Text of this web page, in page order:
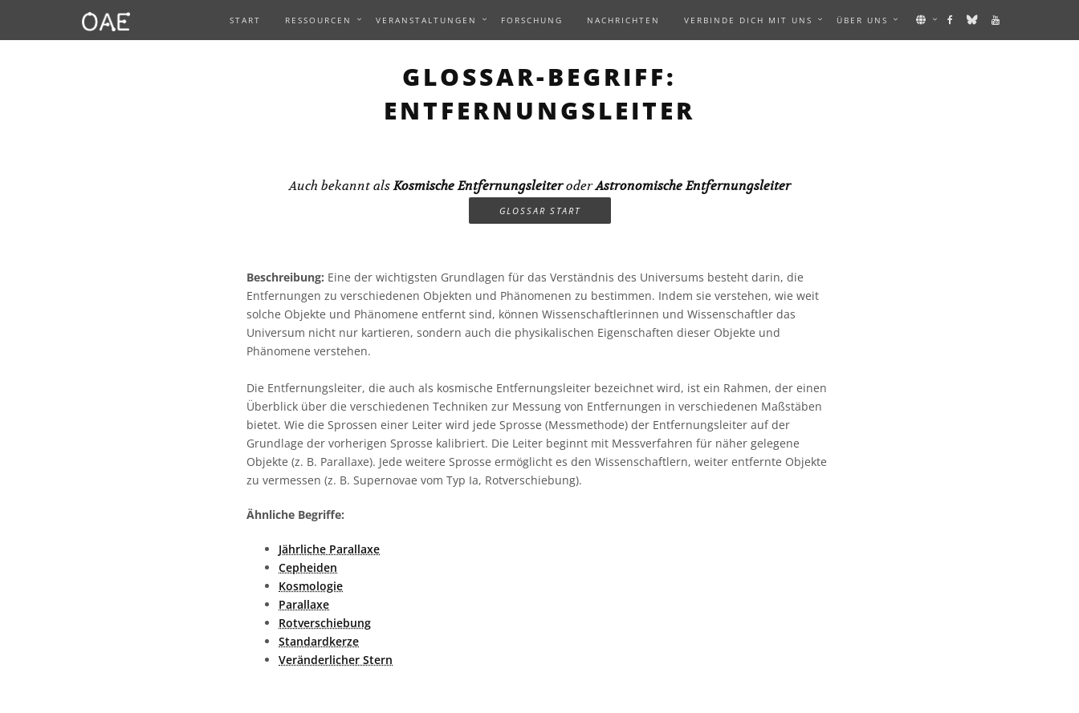
START RESSOURCEN VERANSTALTUNGEN FORSCHUNG NACHRICHTEN VERBINDE DICH MIT UNS ÜBER UNS
GLOSSAR-BEGRIFF:
ENTFERNUNGSLEITER
Auch bekannt alsKosmische EntfernungsleiteroderAstronomische Entfernungsleiter
GLOSSAR START
Beschreibung: Eine der wichtigsten Grundlagen für das Verständnis des Universums besteht darin, die
Entfernungen zu verschiedenen Objekten und Phänomenen zu bestimmen. Indem sie verstehen, wie weit
solche Objekte und Phänomene entfernt sind, können Wissenschaftlerinnen und Wissenschaftler das
Universum nicht nur kartieren, sondern auch die physikalischen Eigenschaften dieser Objekte und
Phänomene verstehen.
Die Entfernungsleiter, die auch als kosmische Entfernungsleiter bezeichnet wird, ist ein Rahmen, der einen
Überblick über die verschiedenen Techniken zur Messung von Entfernungen in verschiedenen Maßstäben
bietet. Wie die Sprossen einer Leiter wird jede Sprosse (Messmethode) der Entfernungsleiter auf der
Grundlage der vorherigen Sprosse kalibriert. Die Leiter beginnt mit Messverfahren für näher gelegene
Objekte (z. B. Parallaxe). Jede weitere Sprosse ermöglicht es den Wissenschaftlern, weiter entfernte Objekte
zu vermessen (z. B. Supernovae vom Typ Ia, Rotverschiebung).
Ähnliche Begriffe:
Jährliche Parallaxe
Cepheiden
Kosmologie
Parallaxe
Rotverschiebung
Standardkerze
Veränderlicher Stern